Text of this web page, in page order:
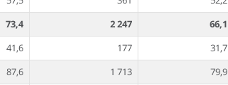
73,4 2 247
66,1
41,6 177
31,7
87,6 1 713
79,9